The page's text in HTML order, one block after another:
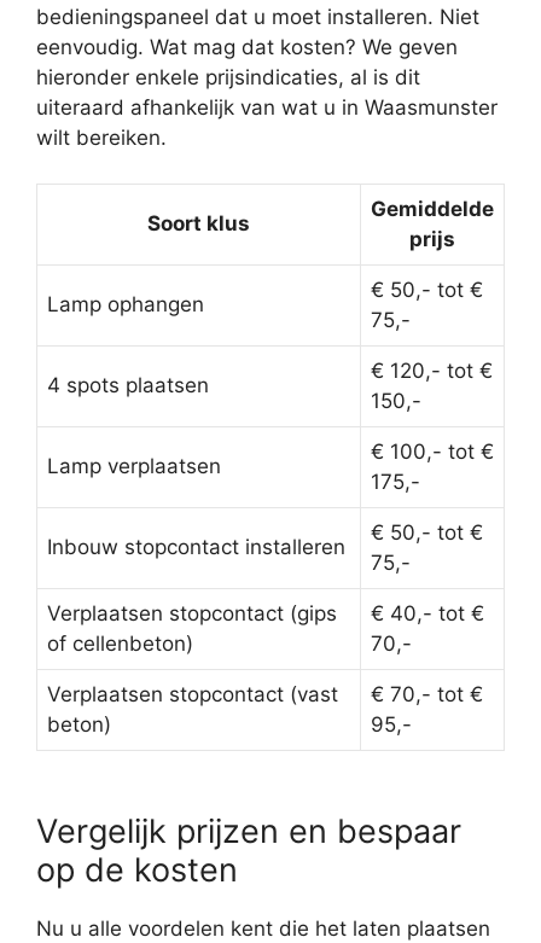
bedieningspaneel dat u moet installeren. Niet
eenvoudig. Wat mag dat kosten? We geven
hieronder enkele prijsindicaties, al is dit
uiteraard afhankelijk van wat u in Waasmunster
wilt bereiken.
Soort klus
Gemiddelde
prijs
Lamp ophangen
€ 50,- tot €
75,-
4 spots plaatsen
€ 120,- tot €
150,-
Lamp verplaatsen
€ 100,- tot €
175,-
Inbouw stopcontact installeren
€ 50,- tot €
75,-
Verplaatsen stopcontact (gips
of cellenbeton)
€ 40,- tot €
70,-
Verplaatsen stopcontact (vast
beton)
€ 70,- tot €
95,-
Vergelijk prijzen en bespaar
op de kosten
Nu u alle voordelen kent die het laten plaatsen